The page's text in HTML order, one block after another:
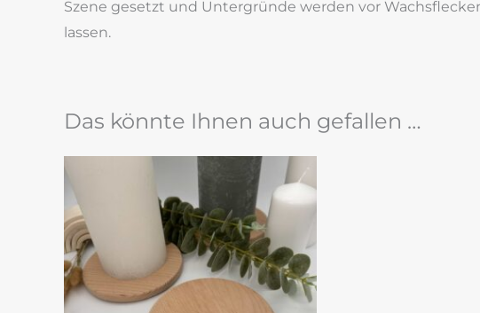
Szene gesetzt und Untergründe werden vor
lassen.
Das könnte Ihnen auch gefallen …